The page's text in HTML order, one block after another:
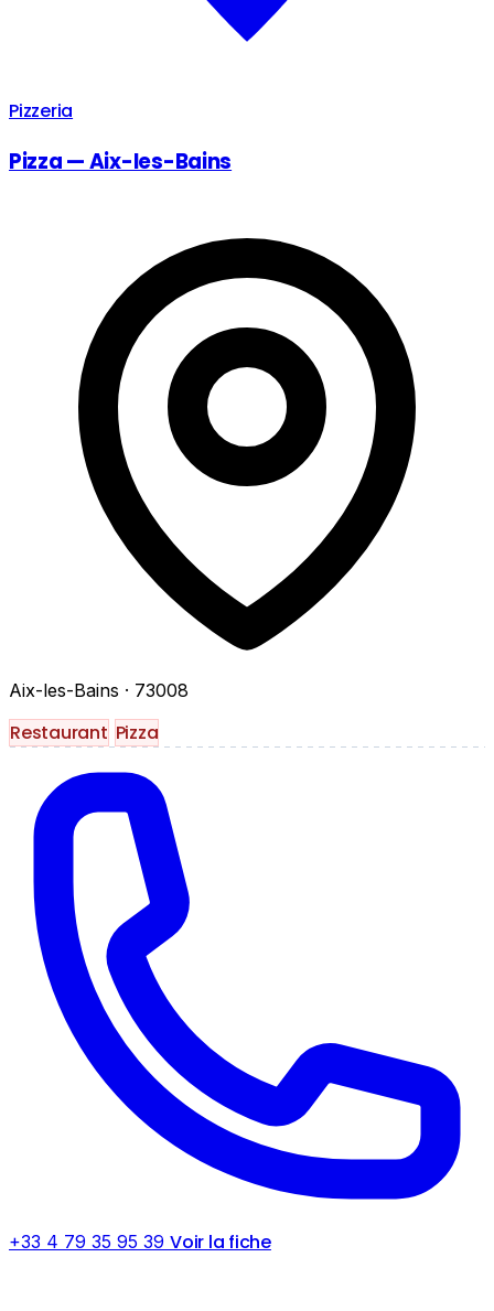
Pizzeria
Pizza — Aix-les-Bains
Aix-les-Bains · 73008
Restaurant Pizza
+33 4 79 35 95 39 Voir la fiche